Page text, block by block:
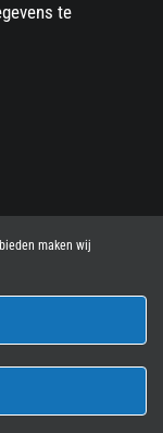
te
• powered
maken wij